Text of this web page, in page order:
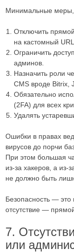
Минимальные меры,
Отключить
на кастомный
Ограничить
админов.
Назначить роли
CMS вроде Bitrix,
Обязательно
(2FA) для всех
Удалять
Ошибки в правах
вирусов до порчи
При этом большая
из-за хакеров, а из-
не должно быть
Безопасность — это
отсутствие —
7.
или